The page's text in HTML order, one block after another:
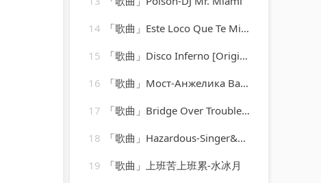
14
「歌曲」Este Loco Que Te Mira-cristian
15
「歌曲」Disco Inferno [Originally Performed By The Trammps]-Musosis
16
「歌曲」Мост-Анжелика Варум
17
「歌曲」Bridge Over Troubled Water-Ringtone Track Masters
18
「歌曲」Hazardous-Singer&#39;s Edge Karaoke
19
「歌曲」上班苦上班累-水冰月